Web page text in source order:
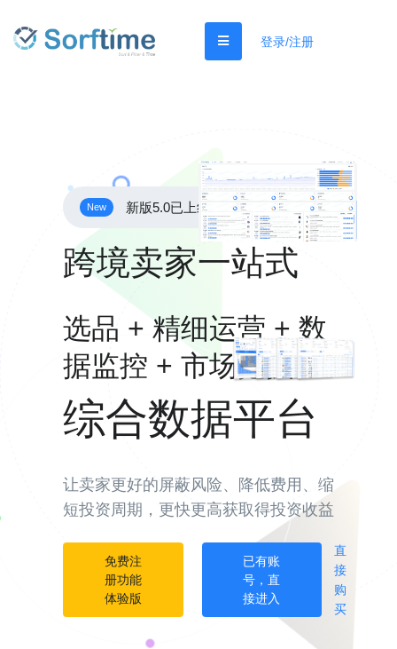
登录/注册
New 新版5.0已上线
跨境卖家一站式
选品 + 精细运营 + 数
据监控 + 市场挖掘
综合数据平台
让卖家更好的屏蔽风险、降低费用、缩
短投资周期，更快更高获取得投资收益
免费注
册功能
体验版
已有账
号，直
接进入
直
接
购
买